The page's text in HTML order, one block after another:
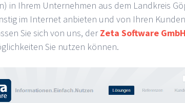
in Ihrem Unternehmen aus dem Landkreis
im Internet anbieten und von Ihren
Sie sich von uns, derZeta Software GmbH
Sie nutzen können.